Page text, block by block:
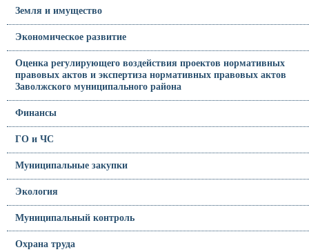
Земля и имущество
Экономическое развитие
Оценка регулирующего воздействия проектов нормативных
правовых актов и экспертиза нормативных правовых актов
Заволжского муниципального района
Финансы
ГО и ЧС
Муниципальные закупки
Экология
Муниципальный контроль
Охрана труда